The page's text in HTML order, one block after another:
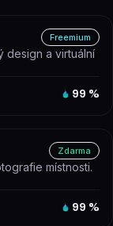
Freemium
design a virtuální
99 %
Zdarma
místnosti.
99 %